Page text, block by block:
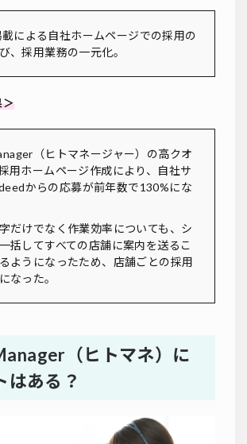
による自社ホームページでの採用の
、採用業務の一元化。
＞
（ヒトマネージャー）の高クオ
用ホームページ作成により、自社サ
からの応募が前年数で130%にな
だけでなく作業効率についても、シ
括してすべての店舗に案内を送るこ
ようになったため、店舗ごとの採用
なった。
（ヒトマネ）に
はある？